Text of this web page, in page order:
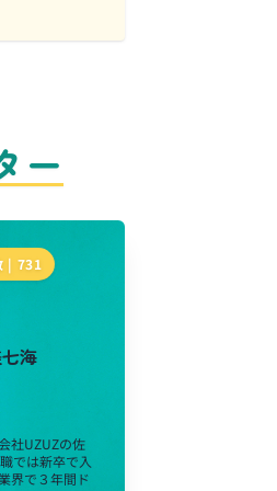
ー
| 731
海
社UZUZの佐
では新卒で入
界で３年間ド